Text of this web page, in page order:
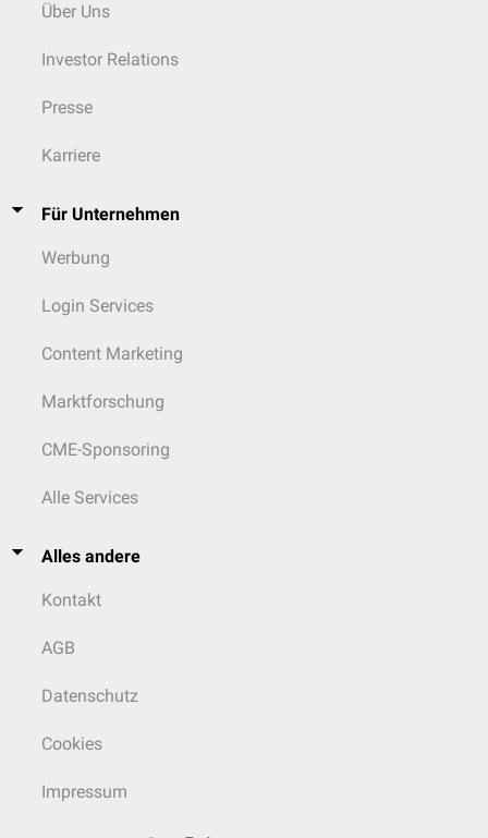
Über Uns
Investor Relations
Presse
Karriere
Für Unternehmen
Werbung
Login Services
Content Marketing
Marktforschung
CME-Sponsoring
Alle Services
Alles andere
Kontakt
AGB
Datenschutz
Cookies
Impressum